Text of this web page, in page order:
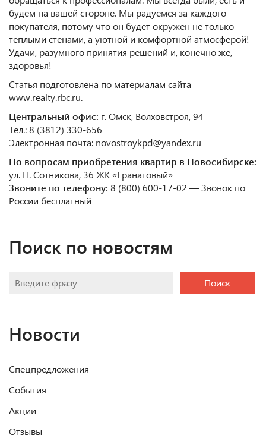
будем на вашей стороне. Мы радуемся за каждого
покупателя, потому что он будет окружен не только
теплыми стенами, а уютной и комфортной атмосферой!
Удачи, разумного принятия решений и, конечно же,
здоровья!
Статья подготовлена по материалам сайта
www.realty.rbc.ru.
Центральный офис: г. Омск, Волховстроя, 94
Тел.: 8 (3812) 330-656
Электронная почта: novostroykpd@yandex.ru
По вопросам приобретения квартир в Новосибирске:
ул. Н. Сотникова, 36 ЖК «Гранатовый»
Звоните по телефону: 8 (800) 600-17-02 — Звонок по
России бесплатный
Поиск по новостям
Поиск
Новости
Спецпредложения
События
Акции
Отзывы